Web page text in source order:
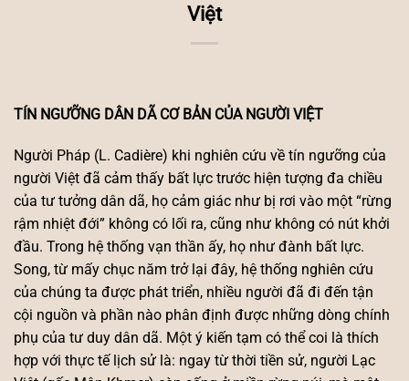
Việt
TÍN NGƯỠNG DÂN DÃ CƠ BẢN CỦA NGƯỜI VIỆT
Người Pháp (L. Cadière) khi nghiên cứu về tín ngưỡng của
người Việt đã cảm thấy bất lực trước hiện tượng đa chiều
của tư tưởng dân dã, họ cảm giác như bị rơi vào một “rừng
rậm nhiệt đới” không có lối ra, cũng như không có nút khởi
đầu. Trong hệ thống vạn thần ấy, họ như đành bất lực.
Song, từ mấy chục năm trở lại đây, hệ thống nghiên cứu
của chúng ta được phát triển, nhiều người đã đi đến tận
cội nguồn và phần nào phân định được những dòng chính
phụ của tư duy dân dã. Một ý kiến tạm có thể coi là thích
hợp với thực tế lịch sử là: ngay từ thời tiền sử, người Lạc